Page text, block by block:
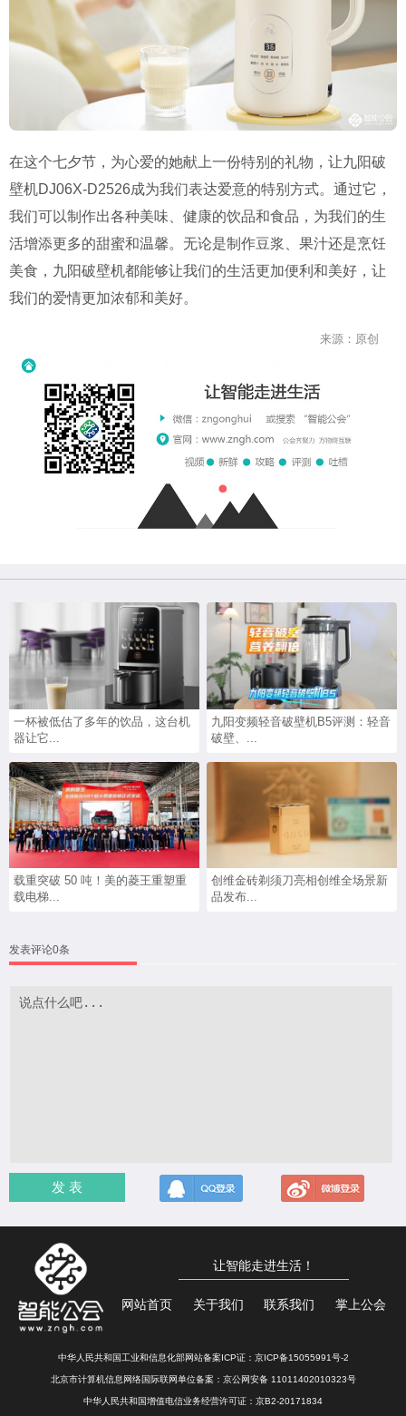
在这个七夕节，为心爱的她献上一份特别的礼物，让九阳破
壁机DJ06X-D2526成为我们表达爱意的特别方式。通过它，
我们可以制作出各种美味、健康的饮品和食品，为我们的生
活增添更多的甜蜜和温馨。无论是制作豆浆、果汁还是烹饪
美食，九阳破壁机都能够让我们的生活更加便利和美好，让
我们的爱情更加浓郁和美好。
来源：原创
一杯被低估了多年的饮品，这台机
器让它...
九阳变频轻音破壁机B5评测：轻音
破壁、...
载重突破 50 吨！美的菱王重塑重
载电梯...
创维金砖剃须刀亮相创维全场景新
品发布...
发表评论0条
发 表
让智能走进生活！
网站首页 关于我们 联系我们 掌上公会
中华人民共和国工业和信息化部网站备案ICP证： 京ICP备15055991号-2
北京市计算机信息网络国际联网单位备案： 京公网安备 11011402010323号
中华人民共和国增值电信业务经营许可证：京B2-20171834